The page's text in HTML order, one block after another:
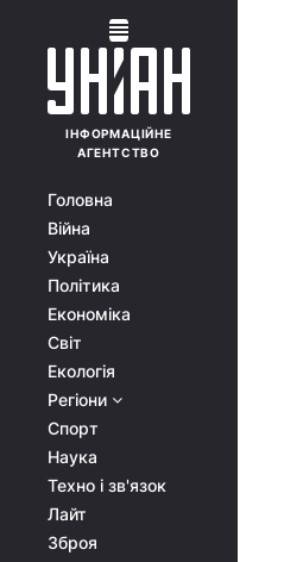
ІНФОРМАЦІЙНЕ
АГЕНТСТВО
Головна
Війна
Україна
Політика
Економіка
Світ
Екологія
Регіони
Спорт
Наука
Техно і зв'язок
Лайт
Зброя